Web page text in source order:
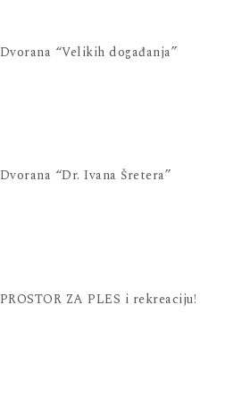
Dvorana “Velikih događanja”
Dvorana “Dr. Ivana Šretera”
PROSTOR ZA PLES i rekreaciju!